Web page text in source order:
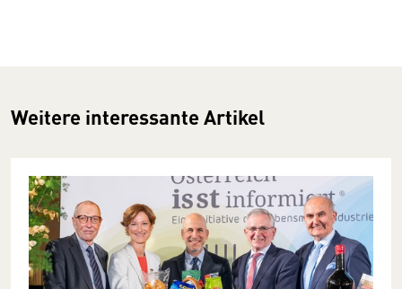
Weitere interessante Artikel